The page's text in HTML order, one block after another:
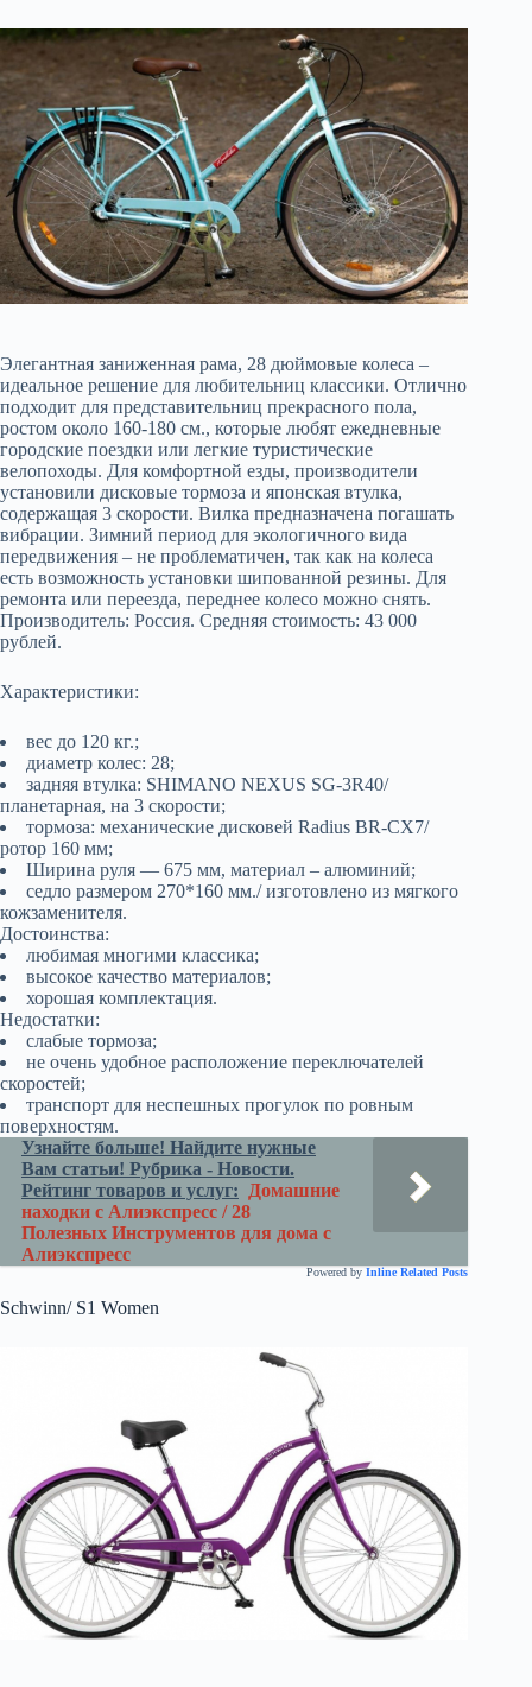
Элегантная заниженная рама, 28 дюймовые колеса –
идеальное решение для любительниц классики. Отлично
подходит для представительниц прекрасного пола,
ростом около 160-180 см., которые любят ежедневные
городские поездки или легкие туристические
велопоходы. Для комфортной езды, производители
установили дисковые тормоза и японская втулка,
содержащая 3 скорости. Вилка предназначена погашать
вибрации. Зимний период для экологичного вида
передвижения – не проблематичен, так как на колеса
есть возможность установки шипованной резины. Для
ремонта или переезда, переднее колесо можно снять.
Производитель: Россия. Средняя стоимость: 43 000
рублей.
Характеристики:
вес до 120 кг.;
диаметр колес: 28;
задняя втулка: SHIMANO NEXUS SG-3R40/
планетарная, на 3 скорости;
тормоза: механические дисковей Radius BR-CX7/
ротор 160 мм;
Ширина руля — 675 мм, материал – алюминий;
седло размером 270*160 мм./ изготовлено из мягкого
кожзаменителя.
Достоинства:
любимая многими классика;
высокое качество материалов;
хорошая комплектация.
Недостатки:
слабые тормоза;
не очень удобное расположение переключателей
скоростей;
транспорт для неспешных прогулок по ровным
поверхностям.
Узнайте больше! Найдите нужные
Вам статьи! Рубрика - Новости.
Рейтинг товаров и услуг:
Домашние
находки с Алиэкспресс / 28
Полезных Инструментов для дома с
Алиэкспресс
Powered by Inline Related Posts
Schwinn/ S1 Women